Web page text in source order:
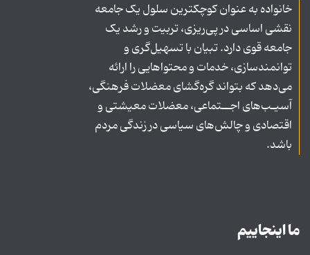
خانواده به عنوان کوچکترین سلول یک جامعه
نقشی اساسی در پی‌ریزی، تربیت و رشد یک
جامعه قوی دارد. تبیان با تسهیل‌گری و
توانمندسازی، خدمات و محتواهایی را ارائه
می‌دهد که بتواند گره‌گشای معضلات فرهنگی،
آسیـب‌های اجــتماعی، معضلات معیشتی و
اقتصادی و چالش‌های سیاسی در زندگی مردم
باشد.
ما اینجاییم